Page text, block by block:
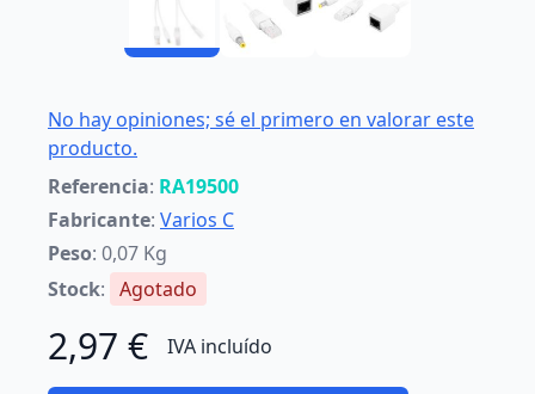
No hay opiniones; sé el primero en valorar este
producto.
Referencia: RA19500
Fabricante: Varios C
Peso: 0,07 Kg
Stock: Agotado
2,97 € IVA incluído